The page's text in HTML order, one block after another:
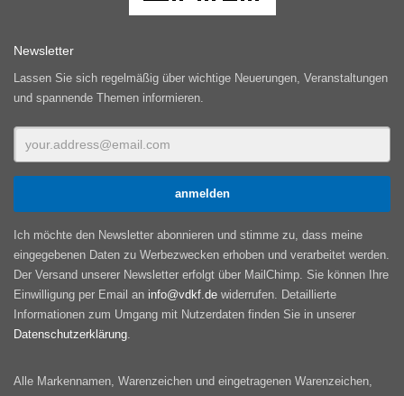
Newsletter
Lassen Sie sich regelmäßig über wichtige Neuerungen, Veranstaltungen
und spannende Themen informieren.
Ich möchte den Newsletter abonnieren und stimme zu, dass meine
eingegebenen Daten zu Werbezwecken erhoben und verarbeitet werden.
Der Versand unserer Newsletter erfolgt über MailChimp. Sie können Ihre
Einwilligung per Email an info@vdkf.de widerrufen. Detaillierte
Informationen zum Umgang mit Nutzerdaten finden Sie in unserer
Datenschutzerklärung.
Alle Markennamen, Warenzeichen und eingetragenen Warenzeichen,